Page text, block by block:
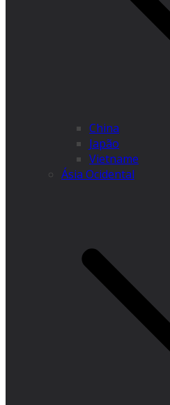
China
Japão
Vietname
Ásia Ocidental